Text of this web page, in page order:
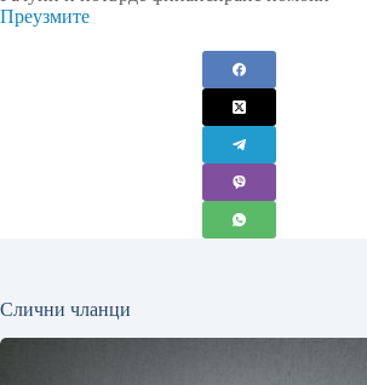
Преузмите
Слични чланци